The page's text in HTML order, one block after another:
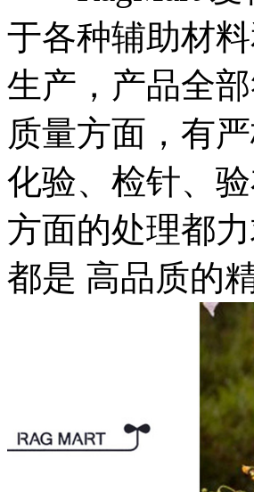
于各种辅助材
生产，产品全
质量方面，有
化验、检针、
方面的处理都
都是 高品质的精